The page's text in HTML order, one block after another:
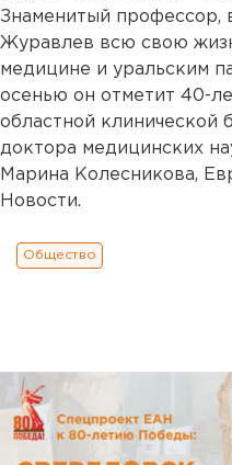
Знаменитый профессор,
Журавлев всю свою
медицине и уральским
осенью он отметит 40-
областной клинической
доктора медицинских
Марина Колесникова,
Новости.
Общество